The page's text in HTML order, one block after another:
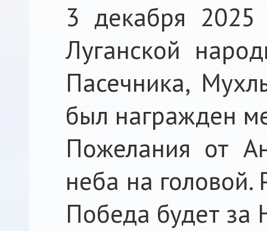
3 декабря 2025
Луганской
Пасечника,
был награжден
Пожелания от
неба на головой.
Победа будет за